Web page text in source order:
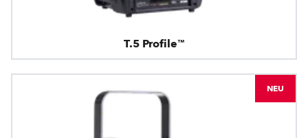
T.5 Profile™
NEU